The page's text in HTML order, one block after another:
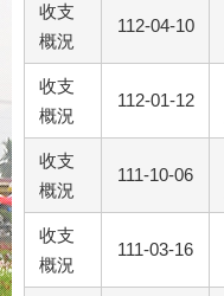
收支
概況
112-04-10
收支
概況
112-01-12
收支
概況
111-10-06
收支
概況
111-03-16